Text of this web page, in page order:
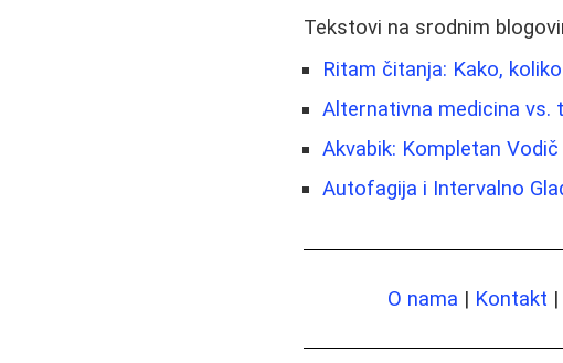
Tekstovi na srodnim
Ritam čitanja: Kako,
Alternativna medicina vs.
Akvabik: Kompletan
Autofagija i Intervalno
O nama | Kontakt |